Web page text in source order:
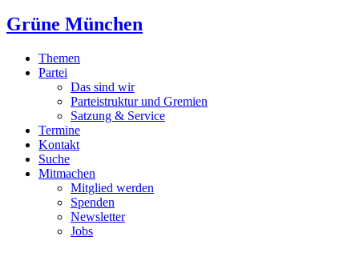
Grüne München
Themen
Partei
Das sind wir
Parteistruktur und Gremien
Satzung & Service
Termine
Kontakt
Suche
Mitmachen
Mitglied werden
Spenden
Newsletter
Jobs